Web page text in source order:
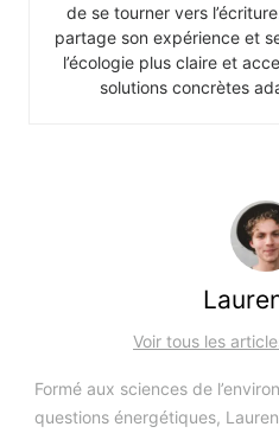
de se tourner vers
partage son expérience et
l’écologie plus claire et
solutions concrètes
Voir tous les
Formé aux sciences de
questions énergétiques,